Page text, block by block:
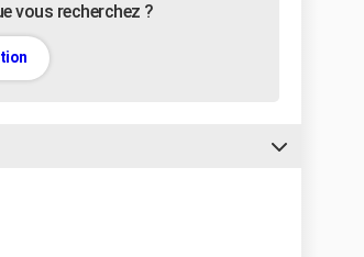
vous recherchez ?